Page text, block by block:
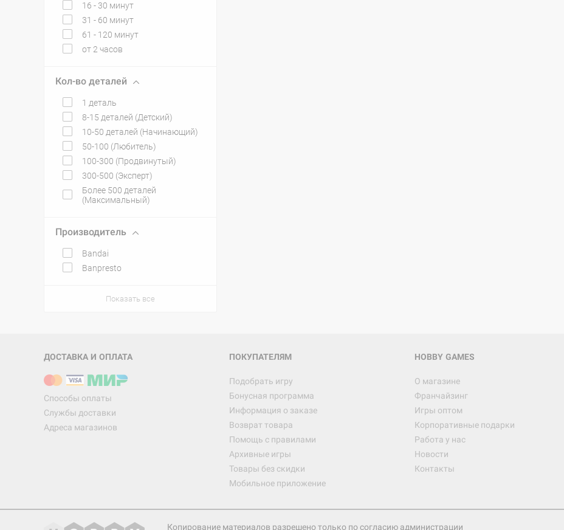
16 - 30 минут
31 - 60 минут
61 - 120 минут
от 2 часов
Кол-во деталей
1 деталь
8-15 деталей (Детский)
10-50 деталей (Начинающий)
50-100 (Любитель)
100-300 (Продвинутый)
300-500 (Эксперт)
Более 500 деталей
(Максимальный)
Производитель
Bandai
Banpresto
Показать все
ДОСТАВКА И ОПЛАТА
Способы оплаты
Службы доставки
Адреса магазинов
ПОКУПАТЕЛЯМ
Подобрать игру
Бонусная программа
Информация о заказе
Возврат товара
Помощь с правилами
Архивные игры
Товары без скидки
Мобильное приложение
HOBBY GAMES
О магазине
Франчайзинг
Игры оптом
Корпоративные подарки
Работа у нас
Новости
Контакты
Копирование материалов разрешено только по согласию администрации